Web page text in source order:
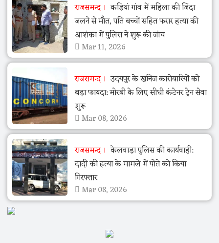
राजसमन्द
कड़ियां गांव में महिला की जिंदा
जलने से मौत, पति बच्चों सहित फरार हत्या की
आशंका में पुलिस ने शुरू की जांच
Mar 11, 2026
राजसमन्द
उदयपुर के खनिज कारोबारियों को
बड़ा फायदा: मोरबी के लिए सीधी कंटेनर ट्रेन सेवा
शुरू
Mar 08, 2026
राजसमन्द
केलवाड़ा पुलिस की कार्यवाही:
दादी की हत्या के मामले में पोते को किया
गिरफ्तार
Mar 08, 2026